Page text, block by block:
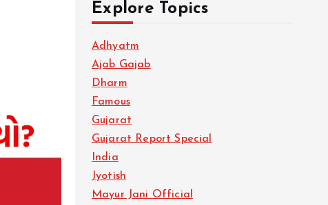
Explore Topics
Adhyatm
Ajab Gajab
Dharm
Famous
Gujarat
Gujarat Report Special
India
Jyotish
Mayur Jani Official